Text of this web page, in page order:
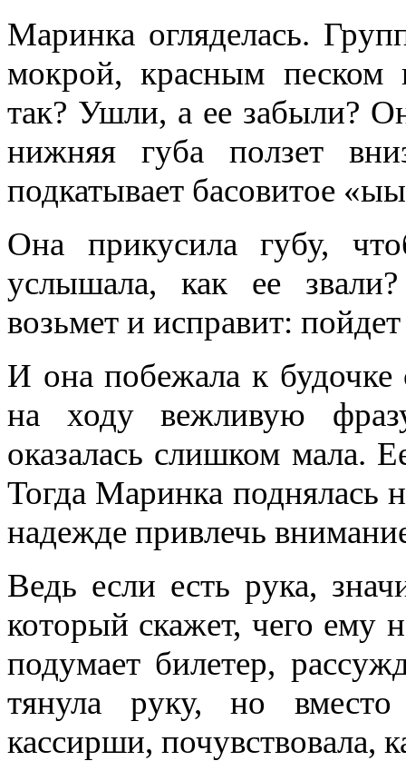
Маринка огляделась.
мокрой, красным песком
так? Ушли, а ее забыли?
нижняя губа ползет
подкатывает басовитое
Она прикусила губу,
услышала, как ее
возьмет и исправит:
И она побежала к будочке
на ходу вежливую
оказалась слишком мала.
Тогда Маринка поднялась
надежде привлечь
Ведь если есть рука,
который скажет, чего ему
подумает билетер,
тянула руку, но
кассирши, почувствовала,